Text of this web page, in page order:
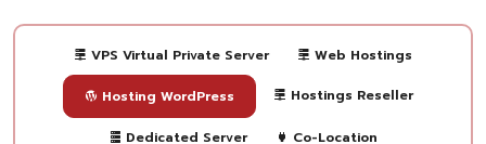
VPS Virtual Private Server Web Hostings
Hosting WordPress Hostings Reseller
Dedicated Server Co-Location